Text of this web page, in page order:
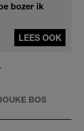
bozer ik
LEES OOK
BOS